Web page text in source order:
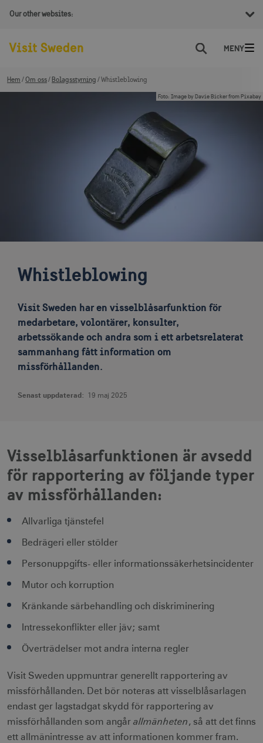
Our other websites:
Sök
Hem Om oss Bolagsstyrning Whistleblowing
Foto: Image by Davie Bicker from Pixabay
Whistleblowing
Visit Sweden har en visselblåsarfunktion för
medarbetare, volontärer, konsulter,
arbetssökande och andra som i ett arbetsrelaterat
sammanhang fått information om
missförhållanden.
Senast uppdaterad: 19 maj 2025
Visselblåsarfunktionen är avsedd
för rapportering av följande typer
av missförhållanden:
Allvarliga tjänstefel
Bedrägeri eller stölder
Personuppgifts- eller informationssäkerhetsincidenter
Mutor och korruption
Kränkande särbehandling och diskriminering
Intressekonflikter eller jäv; samt
Överträdelser mot andra interna regler
Visit Sweden uppmuntrar generellt rapportering av
missförhållanden. Det bör noteras att visselblåsarlagen
endast ger lagstadgat skydd för rapportering av
missförhållanden som angår allmänheten, så att det finns
ett allmänintresse av att informationen kommer fram.